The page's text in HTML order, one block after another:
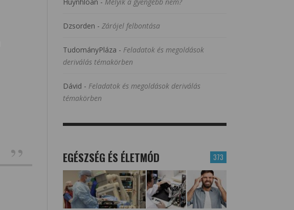
Huynhloan - Melyik a gyengébb nem?
Dzsorden - Zárójel felbontása
TudományPláza - Feladatok és megoldások
deriválás témakörben
Dávid - Feladatok és megoldások deriválás
témakörben
373
EGÉSZSÉG ÉS ÉLETMÓD